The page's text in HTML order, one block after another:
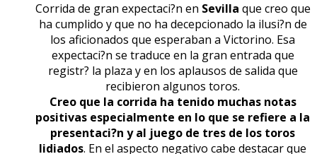
Corrida de gran expectaci?n en Sevilla que creo que
ha cumplido y que no ha decepcionado la ilusi?n de
los aficionados que esperaban a Victorino. Esa
expectaci?n se traduce en la gran entrada que
registr? la plaza y en los aplausos de salida que
recibieron algunos toros.
Creo que la corrida ha tenido muchas notas
positivas especialmente en lo que se refiere a la
presentaci?n y al juego de tres de los toros
lidiados. En el aspecto negativo cabe destacar que